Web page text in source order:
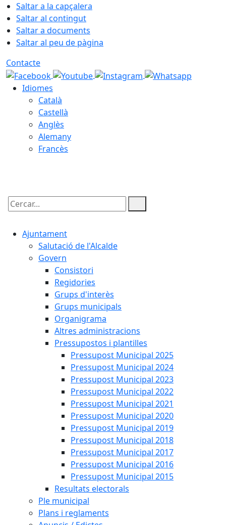
Saltar a la capçalera
Saltar al contingut
Saltar a documents
Saltar al peu de pàgina
Contacte
Idiomes
Català
Castellà
Anglès
Alemany
Francès
Cercar:
Ajuntament
Salutació de l'Alcalde
Govern
Consistori
Regidories
Grups d'interès
Grups municipals
Organigrama
Altres administracions
Pressupostos i plantilles
Pressupost Municipal 2025
Pressupost Municipal 2024
Pressupost Municipal 2023
Pressupost Municipal 2022
Pressupost Municipal 2021
Pressupost Municipal 2020
Pressupost Municipal 2019
Pressupost Municipal 2018
Pressupost Municipal 2017
Pressupost Municipal 2016
Pressupost Municipal 2015
Resultats electorals
Ple municipal
Plans i reglaments